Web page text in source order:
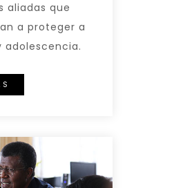
aliadas que
a proteger a
adolescencia.